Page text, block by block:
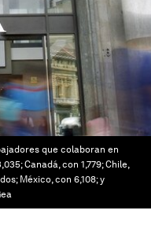
que colaboran en
Canadá, con 1,779; Chile,
México, con 6,108; y